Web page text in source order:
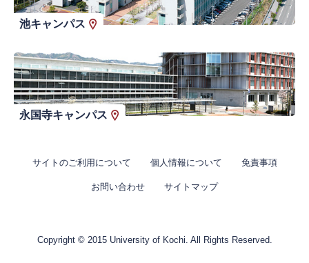
池キャンパス
永国寺キャンパス
サイトのご利用について 個人情報について 免責事項
お問い合わせ サイトマップ
Copyright © 2015 University of Kochi. All Rights Reserved.